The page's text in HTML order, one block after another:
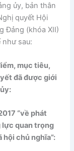
ủy, bản thân
quyết Hội
Đảng (khóa XII)
như sau:
mục tiêu,
đã được giới
“về phát
lực quan trọng
chủ nghĩa”: